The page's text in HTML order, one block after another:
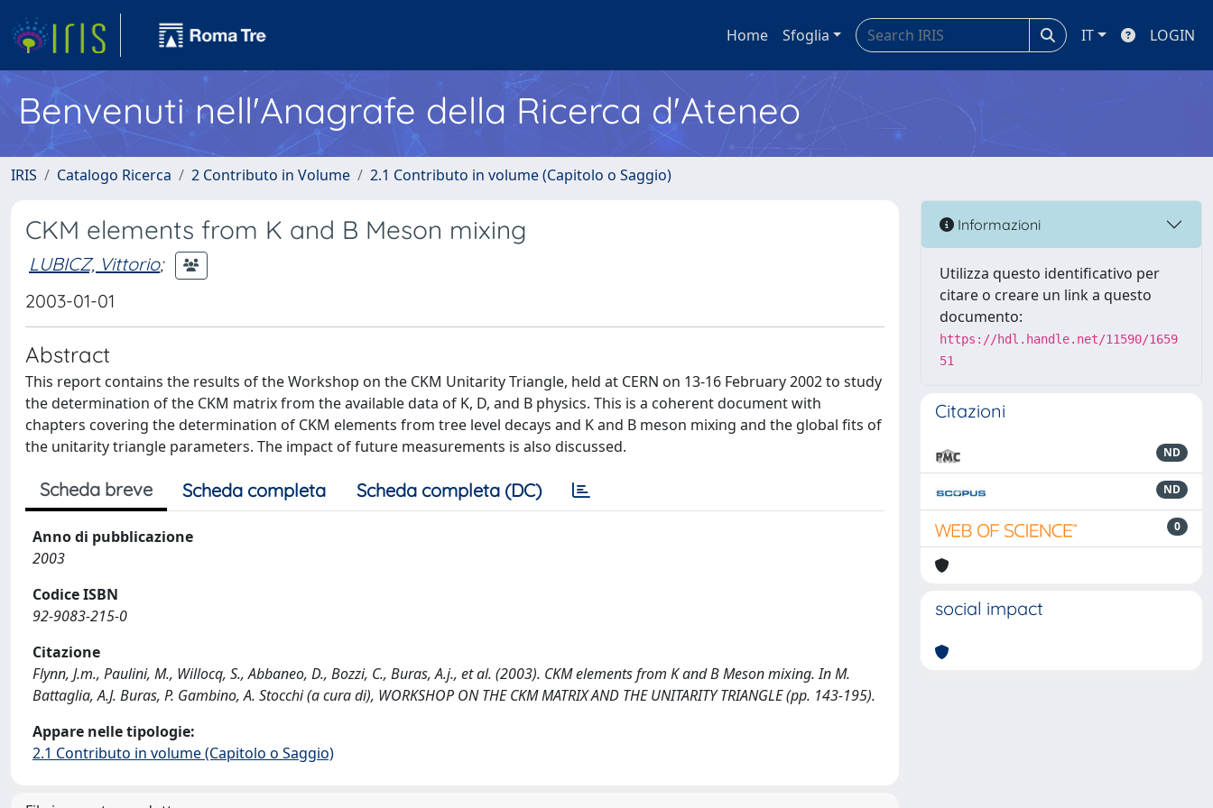
Home Sfoglia IT LOGIN
Benvenuti nell'Anagrafe della Ricerca d'Ateneo
IRIS Catalogo Ricerca 2 Contributo in Volume 2.1 Contributo in volume (Capitolo o Saggio)
CKM elements from K and B Meson mixing
LUBICZ, Vittorio;
2003-01-01
Abstract
This report contains the results of the Workshop on the CKM Unitarity Triangle, held at CERN on 13-16 February 2002 to study
the determination of the CKM matrix from the available data of K, D, and B physics. This is a coherent document with
chapters covering the determination of CKM elements from tree level decays and K and B meson mixing and the global fits of
the unitarity triangle parameters. The impact of future measurements is also discussed.
Scheda breve Scheda completa Scheda completa (DC)
Anno di pubblicazione
2003
Codice ISBN
92-9083-215-0
Citazione
Flynn, J.m., Paulini, M., Willocq, S., Abbaneo, D., Bozzi, C., Buras, A.j., et al. (2003). CKM elements from K and B Meson mixing. In M.
Battaglia, A.J. Buras, P. Gambino, A. Stocchi (a cura di), WORKSHOP ON THE CKM MATRIX AND THE UNITARITY TRIANGLE (pp. 143-195).
Appare nelle tipologie:
2.1 Contributo in volume (Capitolo o Saggio)
Informazioni
Utilizza questo identificativo per
citare o creare un link a questo
documento:
https://hdl.handle.net/11590/1659
51
Citazioni
ND
ND
0
social impact